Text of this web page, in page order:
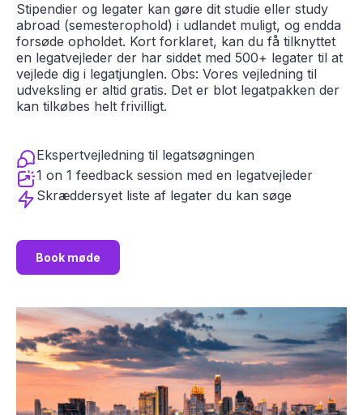
Stipendier og legater kan gøre dit studie eller study
abroad (semesterophold) i udlandet muligt, og endda
forsøde opholdet. Kort forklaret, kan du få tilknyttet
en legatvejleder der har siddet med 500+ legater til at
vejlede dig i legatjunglen. Obs: Vores vejledning til
udveksling er altid gratis. Det er blot legatpakken der
kan tilkøbes helt frivilligt.
Ekspertvejledning til legatsøgningen
1 on 1 feedback session med en legatvejleder
Skræddersyet liste af legater du kan søge
Book møde